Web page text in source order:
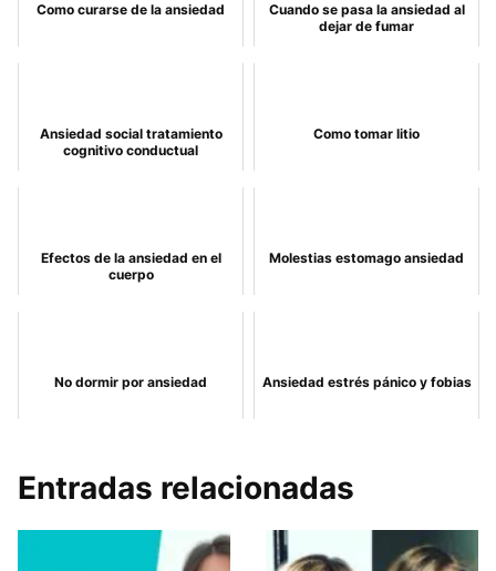
Como curarse de la ansiedad
Cuando se pasa la ansiedad al
dejar de fumar
Ansiedad social tratamiento
cognitivo conductual
Como tomar litio
Efectos de la ansiedad en el
cuerpo
Molestias estomago ansiedad
No dormir por ansiedad Ansiedad estrés pánico y fobias
Entradas relacionadas